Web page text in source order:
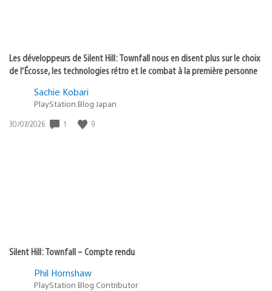
Les développeurs de Silent Hill: Townfall nous en disent plus sur le choix
de l’Écosse, les technologies rétro et le combat à la première personne
Sachie Kobari
PlayStation.Blog Japan
Date
30/07/2026 1 9
Silent Hill: Townfall – Compte rendu
Phil Hornshaw
PlayStation Blog Contributor